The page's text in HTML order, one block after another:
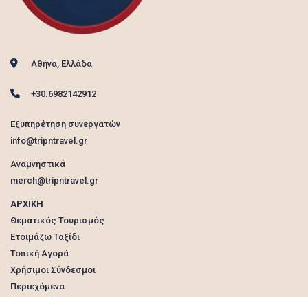
Αθήνα, Ελλάδα
+30.6982142912
Εξυπηρέτηση συνεργατών
info@tripntravel.gr
Αναμνηστικά
merch@tripntravel.gr
ΑΡΧΙΚΗ
Θεματικός Τουρισμός
Ετοιμάζω Ταξίδι
Τοπική Αγορά
Χρήσιμοι Σύνδεσμοι
Περιεχόμενα